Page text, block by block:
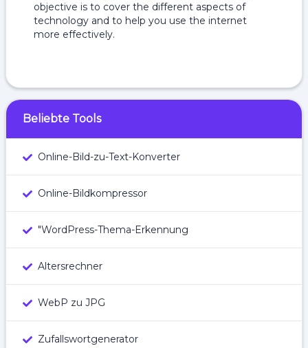
objective is to cover the different aspects of
technology and to help you use the internet
more effectively.
Beliebte Tools
Online-Bild-zu-Text-Konverter
Online-Bildkompressor
"WordPress-Thema-Erkennung
Altersrechner
WebP zu JPG
Zufallswortgenerator